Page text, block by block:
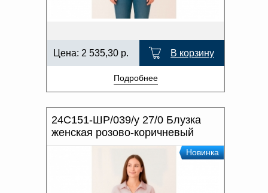
Цена: 2 535,30 р. В корзину
Подробнее
24С151-ШР/039/у 27/0 Блузка
женская розово-коричневый
Новинка